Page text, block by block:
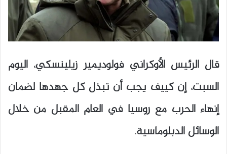
قال الرئيس الأوكراني فولوديمير زيلينسكي، اليوم
السبت، إن كييف يجب أن تبذل كل جهدها لضمان
إنهاء الحرب مع روسيا في العام المقبل من خلال
الوسائل الدبلوماسية.